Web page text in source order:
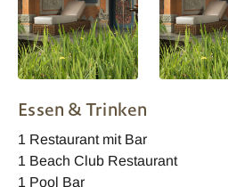
Essen & Trinken
1 Restaurant mit Bar
1 Beach Club Restaurant
1 Pool Bar